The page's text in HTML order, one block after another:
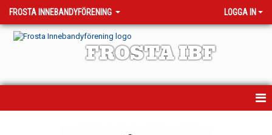
FROSTA INNEBANDYFÖRENING LOGGA IN
FROSTA IBF